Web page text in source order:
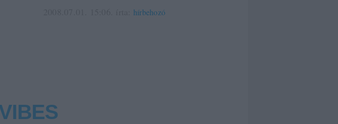
hírbehozó